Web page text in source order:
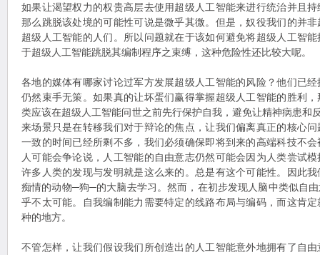
如果让渴望权力的权贵高层去使用超级人工智能来进行统治并且
那么跳脱该处境的可能性可说是微乎其微。但是，奴役我们的并
超级人工智能的人们。所以问题就在于该如何避免将超级人工智
于超级人工智能跳脱其编制程序之束缚，这种危险性还比较大呢。
各地的媒体有哪家讨论过军方发展超级人工智能的风险？他们已
仍然束手无策。如果真的让坏蛋们赢得掌握超级人工智能的胜利
类应该在超级人工智能问世之前先行保护自我，避免让精神病患和
来场景只是在转移我们对于辩论的焦点，让我们偏离真正的核心
一致的时间已经所剩不多，我们必须确保即将到来的高端科技不
人可能会争论说，人工智能的自由意志仍然可能会因为人类尝试
许多人类的发现与发明就是这么来的。总是有这个可能性。因此
痴情的动物─狗─的大脑去学习。然而，在初步发现人脑中类似自
乎不太可能。自我编制能力需要特定的线路布局与编码，而这肯
种的地方。
不管怎样，让我们假设我们所创造出的人工智能意外地拥有了自